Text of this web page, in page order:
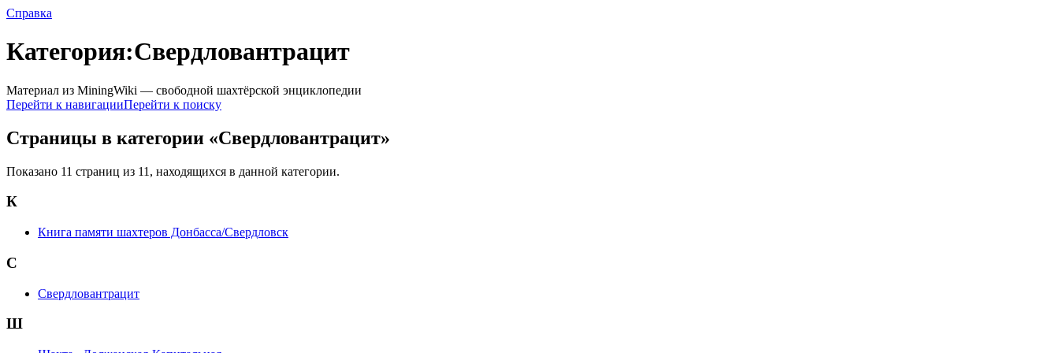
Справка
Категория:Свердловантрацит
Материал из MiningWiki — свободной шахтёрской энциклопедии
Перейти к навигацииПерейти к поиску
Страницы в категории «Свердловантрацит»
Показано 11 страниц из 11, находящихся в данной категории.
К
Книга памяти шахтеров Донбасса/Свердловск
С
Свердловантрацит
Ш